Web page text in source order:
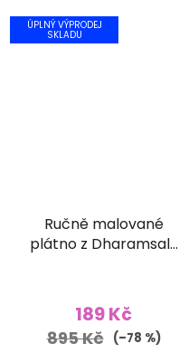
ÚPLNÝ VÝPRODEJ
SKLADU
Ručně malované
plátno z Dharamsaly
189 Kč
895 Kč (–78 %)